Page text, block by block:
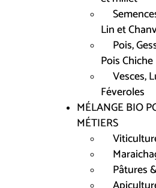
Lin et
Pois,
Pois Chiche
Vesces,
Féveroles
MÉLANGE BIO
MÉTIERS
Pâtures